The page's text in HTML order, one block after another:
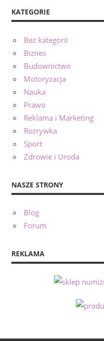
KATEGORIE
Bez kategorii
Biznes
Budownictwo
Motoryzacja
Nauka
Prawo
Reklama i Marketing
Rozrywka
Sport
Zdrowie i Uroda
NASZE STRONY
Blog
Forum
REKLAMA